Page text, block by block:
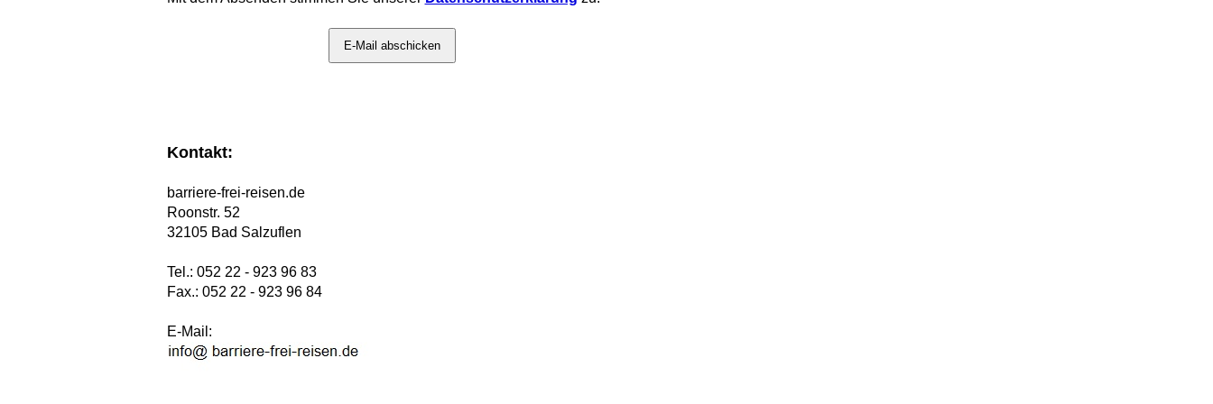
Kontakt:
barriere-frei-reisen.de
Roonstr. 52
32105 Bad Salzuflen
Tel.: 052 22 - 923 96 83
Fax.: 052 22 - 923 96 84
E-Mail: